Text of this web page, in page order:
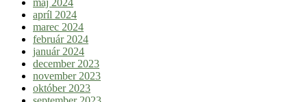
apríl 2024
marec 2024
február 2024
január 2024
december 2023
november 2023
október 2023